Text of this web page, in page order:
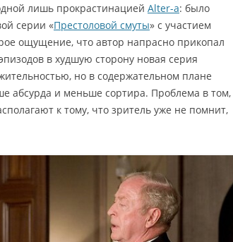
лишь прокрастинацией Alter-а: было
серии «Престоловой смуты» с участием
ощущение, что автор напрасно прикопал
в худшую сторону новая серия
но в содержательном плане
абсурда и меньше сортира. Проблема в том,
к тому, что зритель уже не помнит,